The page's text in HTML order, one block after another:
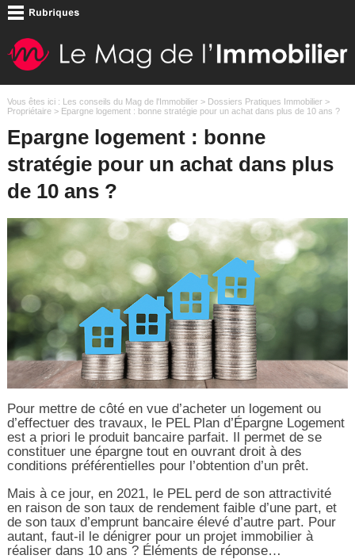
Vous êtes ici : Les conseils du Mag de l'Immobilier> Dossiers Pratiques Immobilier>
Propriétaire> Epargne logement : bonne stratégie pour un achat dans plus de 10 ans ?
Epargne logement : bonne
stratégie pour un achat dans plus
de 10 ans ?
Pour mettre de côté en vue d’acheter un logement ou
d’effectuer des travaux, le PEL Plan d’Épargne Logement
est a priori le produit bancaire parfait. Il permet de se
constituer une épargne tout en ouvrant droit à des
conditions préférentielles pour l’obtention d’un prêt.
Mais à ce jour, en 2021, le PEL perd de son attractivité
en raison de son taux de rendement faible d’une part, et
de son taux d’emprunt bancaire élevé d’autre part. Pour
autant, faut-il le dénigrer pour un projet immobilier à
réaliser dans 10 ans ? Éléments de réponse…